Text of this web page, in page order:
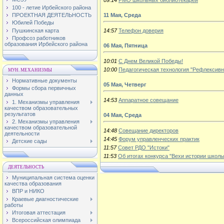
100 - летие Ирбейского района
ПРОЕКТНАЯ ДЕЯТЕЛЬНОСТЬ
Юбилей Победы
Пушкинская карта
Профсоз работников
образования Ирбейского района
МУН. МЕХАНИЗМЫ
Нормативные документы
Формы сбора первичных
данных
1. Механизмы управления
качеством образовательных
результатов
2. Механизмы управления
качеством образовательной
деятельности
Детские сады
ДЕЯТЕЛЬНОСТЬ
Муниципальная система оценки
качества образования
ВПР и НИКО
Краевые диагностические
работы
Итоговая аттестация
Всероссийская олимпиада
11 Мая, Среда
14:57 Телефон доверия
06 Мая, Пятница
10:01 С Днем Великой Победы!
10:00 Педагогическая технология
05 Мая, Четверг
14:53 Аппаратное совещание
04 Мая, Среда
14:48 Совещание директоров
14:45 Форум управленческих практик
11:57 Совет РДО "Истоки"
11:53 Об итогах конкурса "Вехи истории